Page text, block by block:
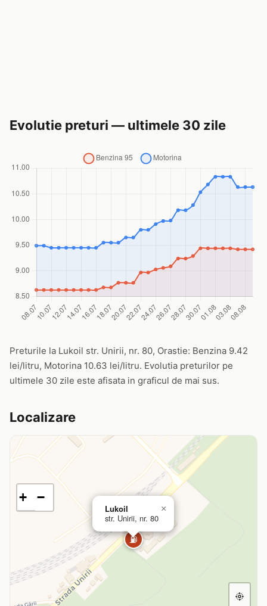
Evolutie preturi — ultimele 30 zile
Preturile la Lukoil str. Unirii, nr. 80, Orastie: Benzina 9.42
lei/litru, Motorina 10.63 lei/litru. Evolutia preturilor pe
ultimele 30 zile este afisata in graficul de mai sus.
Localizare
⛽
Lukoil
str. Unirii, nr. 80
×
+ −